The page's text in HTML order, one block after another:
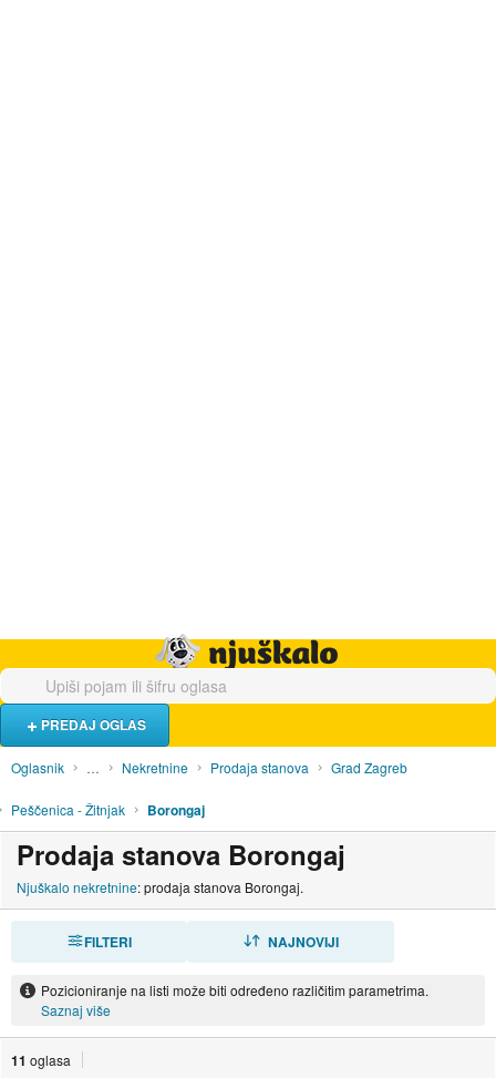
PREDAJ OGLAS
Oglasnik … Nekretnine Prodaja stanova Grad Zagreb
Peščenica - Žitnjak Borongaj
Prodaja stanova Borongaj
Njuškalo nekretnine: prodaja stanova Borongaj.
FILTERI NAJNOVIJI
Pozicioniranje na listi može biti određeno različitim parametrima.
Saznaj više
11 oglasa